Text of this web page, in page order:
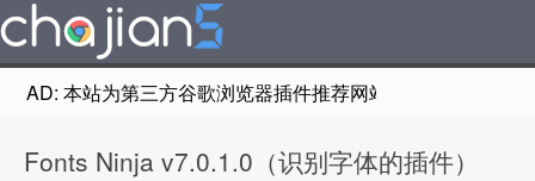
AD: 本站为第三方谷歌浏览器插件推荐网站，非Google
Fonts Ninja v7.0.1.0（识别字体的插件）